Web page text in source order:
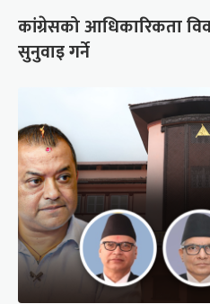
कांग्रेसको आधिकारिकता
सुनुवाइ गर्ने